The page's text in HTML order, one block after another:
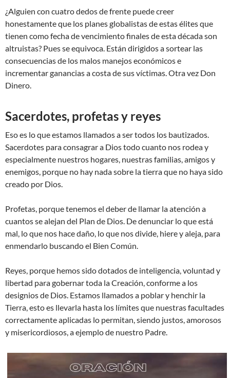
¿Alguien con cuatro dedos de frente puede creer
honestamente que los planes globalistas de estas élites que
tienen como fecha de vencimiento finales de esta década son
altruistas? Pues se equivoca. Están dirigidos a sortear las
consecuencias de los malos manejos económicos e
incrementar ganancias a costa de sus víctimas. Otra vez Don
Dinero.
Sacerdotes, profetas y reyes
Eso es lo que estamos llamados a ser todos los bautizados.
Sacerdotes para consagrar a Dios todo cuanto nos rodea y
especialmente nuestros hogares, nuestras familias, amigos y
enemigos, porque no hay nada sobre la tierra que no haya sido
creado por Dios.
Profetas, porque tenemos el deber de llamar la atención a
cuantos se alejan del Plan de Dios. De denunciar lo que está
mal, lo que nos hace daño, lo que nos divide, hiere y aleja, para
enmendarlo buscando el Bien Común.
Reyes, porque hemos sido dotados de inteligencia, voluntad y
libertad para gobernar toda la Creación, conforme a los
designios de Dios. Estamos llamados a poblar y henchir la
Tierra, esto es llevarla hasta los límites que nuestras facultades
correctamente aplicadas lo permitan, siendo justos, amorosos
y misericordiosos, a ejemplo de nuestro Padre.